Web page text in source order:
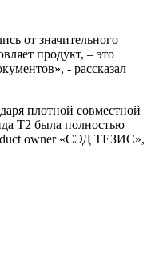
от значительного
продукт, – это
- рассказал
плотной совместной
Т2 была полностью
owner «СЭД ТЕЗИС»,